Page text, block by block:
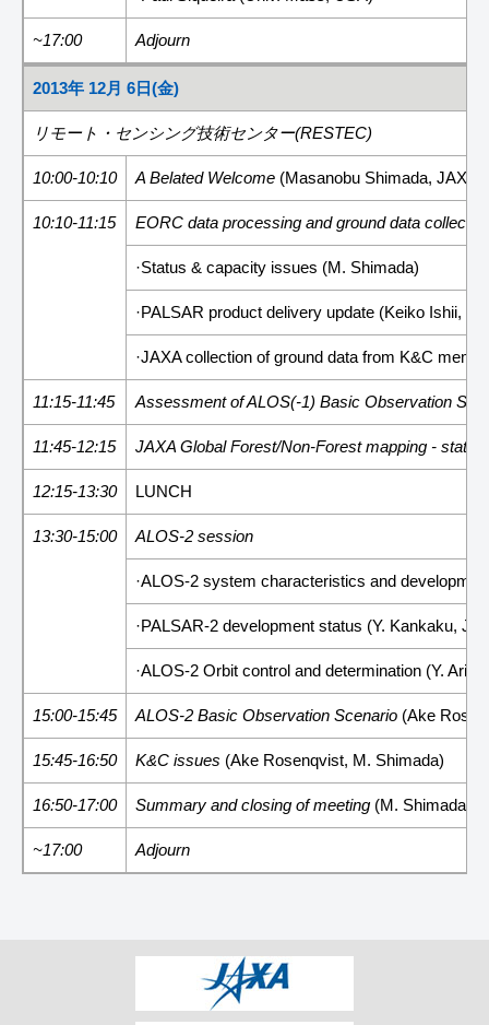
~17:00 Adjourn
2013年 12月 6日(金)
リモート・センシング技術センター(RESTEC)
10:00-10:10 A Belated Welcome (Masanobu Shimada, JAXA)
10:10-11:15 EORC data processing and ground data
·Status & capacity issues (M. Shimada)
·PALSAR product delivery update (Keiko Ishii,
·JAXA collection of ground data from K&C
11:15-11:45 Assessment of ALOS(-1) Basic Observation
11:45-12:15 JAXA Global Forest/Non-Forest mapping - status
12:15-13:30 LUNCH
13:30-15:00 ALOS-2 session
·ALOS-2 system characteristics and
·PALSAR-2 development status (Y. Kankaku,
·ALOS-2 Orbit control and determination (Y.
15:00-15:45 ALOS-2 Basic Observation Scenario (Ake
15:45-16:50 K&C issues (Ake Rosenqvist, M. Shimada)
16:50-17:00 Summary and closing of meeting (M. Shimada)
~17:00 Adjourn